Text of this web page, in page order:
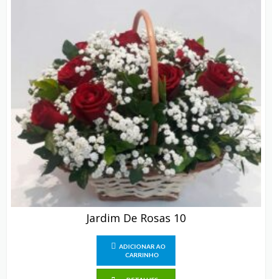
Jardim De Rosas 10
ADICIONAR AO
CARRINHO